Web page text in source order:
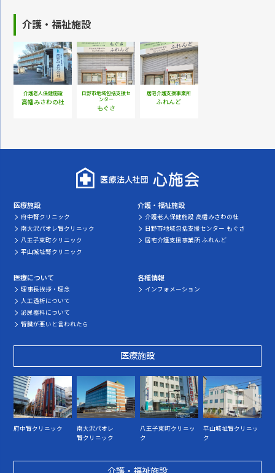
介護・福祉施設
介護老人保健施設
高幡みさわの杜
日野市地域包括支援セ
ンター
もぐさ
居宅介護支援事業所
ふれんど
医療施設
府中腎クリニック
南大沢パオレ腎クリニック
八王子東町クリニック
平山城址腎クリニック
介護・福祉施設
介護老人保健施設 高幡みさわの杜
日野市地域包括支援センター もぐさ
居宅介護支援事業所 ふれんど
医療について
理事長挨拶・理念
人工透析について
泌尿器科について
腎臓が悪いと言われたら
各種情報
インフォメーション
医療施設
府中腎クリニック
南大沢パオレ
腎クリニック
八王子東町クリニッ
ク
平山城址腎クリニッ
ク